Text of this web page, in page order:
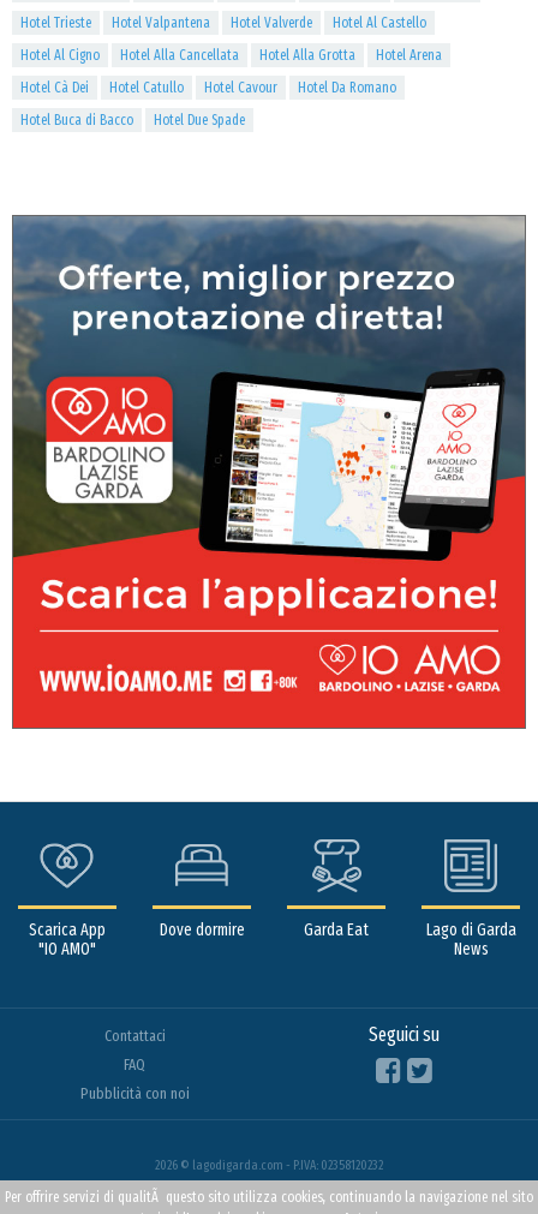
Hotel Trieste
Hotel Valpantena Hotel Valverde
Hotel Al Castello
Hotel Al Cigno
Hotel Alla Cancellata Hotel Alla Grotta
Hotel Arena
Hotel Cà Dei
Hotel Catullo Hotel Cavour
Hotel Da Romano
Hotel Buca di Bacco
Hotel Due Spade
Scarica App
"IO AMO"
Dove dormire Garda Eat
Lago di Garda
News
Contattaci
FAQ
Pubblicità con noi
Seguici su
2026 © lagodigarda.com - P.IVA: 02358120232
Per offrire servizi di qualitÃ questo sito utilizza cookies, continuando la navigazione nel sito